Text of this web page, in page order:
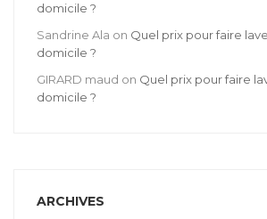
domicile ?
Sandrine Ala on Quel prix pour faire
domicile ?
GIRARD maud on Quel prix pour faire
domicile ?
ARCHIVES